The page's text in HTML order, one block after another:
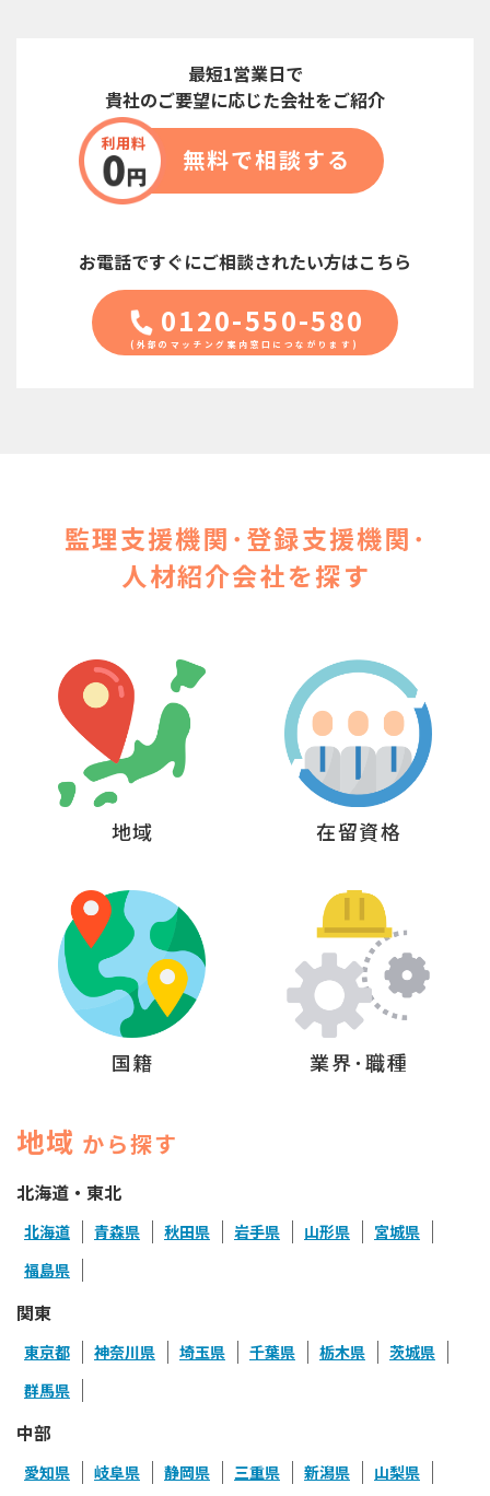
最短1営業日で
貴社のご要望に応じた会社をご紹介
無料で相談する
お電話ですぐにご相談されたい方はこちら
0120-550-580
監理支援機関･登録支援機関･
人材紹介会社を探す
地域 在留資格
国籍 業界･職種
地域 から探す
北海道・東北
北海道 青森県 秋田県 岩手県 山形県
宮城県
福島県
関東
東京都 神奈川県 埼玉県 千葉県 栃木県
茨城県
群馬県
中部
愛知県 岐阜県 静岡県 三重県 新潟県 山梨県